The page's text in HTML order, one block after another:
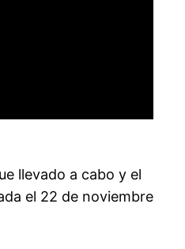
llevado a cabo y el
el 22 de noviembre